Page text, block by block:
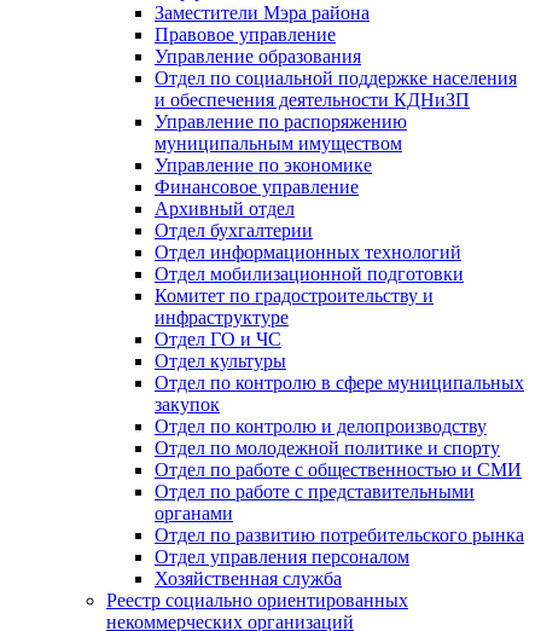
Заместители Мэра района
Правовое управление
Управление образования
Отдел по социальной поддержке населения
и обеспечения деятельности КДНиЗП
Управление по распоряжению
муниципальным имуществом
Управление по экономике
Финансовое управление
Архивный отдел
Отдел бухгалтерии
Отдел информационных технологий
Отдел мобилизационной подготовки
Комитет по градостроительству и
инфраструктуре
Отдел ГО и ЧС
Отдел культуры
Отдел по контролю в сфере муниципальных
закупок
Отдел по контролю и делопроизводству
Отдел по молодежной политике и спорту
Отдел по работе с общественностью и СМИ
Отдел по работе с представительными
органами
Отдел по развитию потребительского рынка
Отдел управления персоналом
Хозяйственная служба
Реестр социально ориентированных
некоммерческих организаций